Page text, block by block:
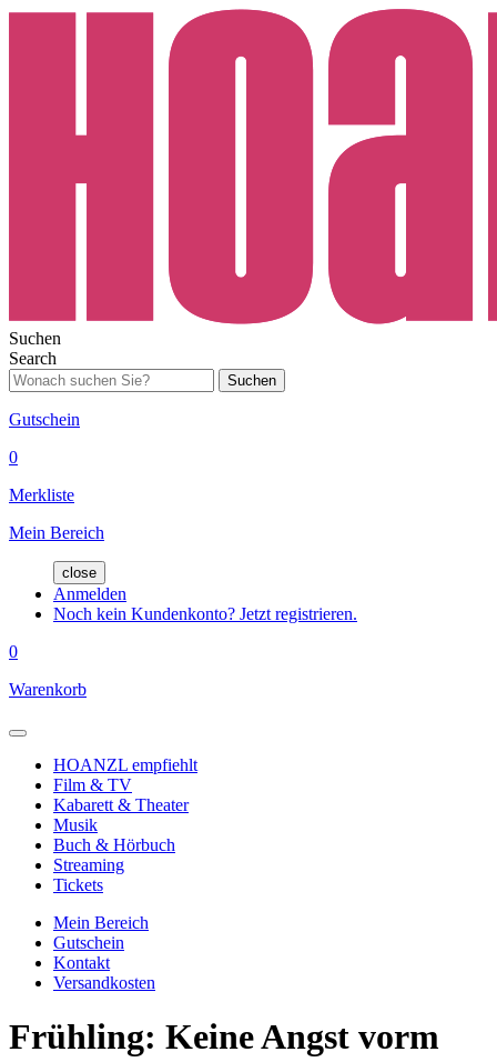
Suchen
Search
Suchen
Gutschein
0
Merkliste
Mein Bereich
close
Anmelden
Noch kein Kundenkonto? Jetzt registrieren.
0
Warenkorb
HOANZL empfiehlt
Film & TV
Kabarett & Theater
Musik
Buch & Hörbuch
Streaming
Tickets
Mein Bereich
Gutschein
Kontakt
Versandkosten
Frühling: Keine Angst vorm